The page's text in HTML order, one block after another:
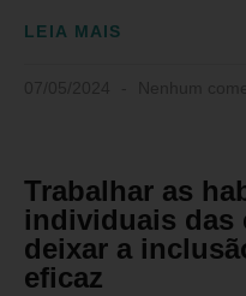
LEIA MAIS
Trabalhar as
individuais das
deixar a
eficaz